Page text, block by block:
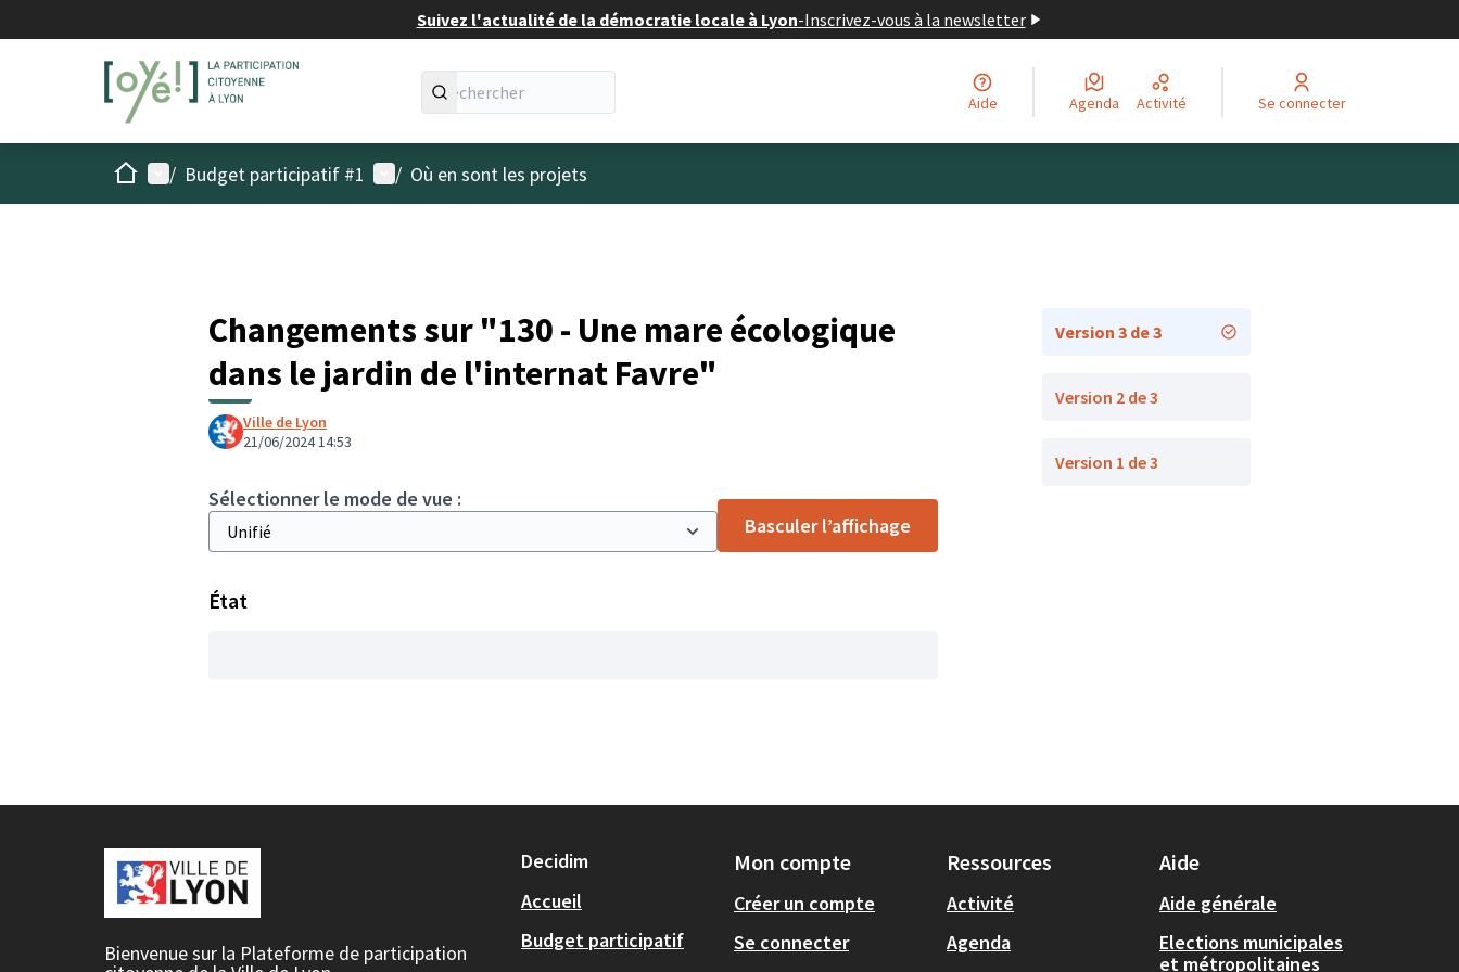
Suivez l'actualité de la démocratie locale à Lyon-Inscrivez-vous à la newsletter
Aide Agenda Activité Se connecter
AccueilMenu principal
/ Budget participatif #1 Menu utilisateur
/ Où en sont les projets
Changements sur "130 - Une mare écologique
dans le jardin de l'internat Favre"
Ville de Lyon
21/06/2024 14:53
Sélectionner le mode de vue :
Basculer l’affichage
État
Version 3 de 3
Version 2 de 3
Version 1 de 3
Bienvenue sur la Plateforme de participation
Decidim
Accueil
Budget participatif
Mon compte
Créer un compte
Se connecter
Ressources
Activité
Agenda
Aide
Aide générale
Elections municipales
et métropolitaines